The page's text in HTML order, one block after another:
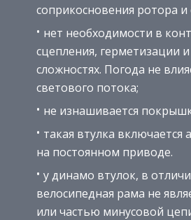
соприкосновения ротора и
нет необходимости в
сцепления, герметизации
сложностях. Погода не
светового потока;
не изнашивается
такая втулка включается
на постоянном приводе.
у динамо втулок, в
велосипедная рама не
или частью минусовой